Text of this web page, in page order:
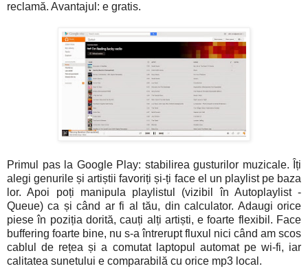
reclamă. Avantajul: e gratis.
Primul pas la Google Play: stabilirea gusturilor muzicale. Îți
alegi genurile și artiștii favoriți și-ți face el un playlist pe baza
lor. Apoi poți manipula playlistul (vizibil în Autoplaylist -
Queue) ca și când ar fi al tău, din calculator. Adaugi orice
piese în poziția dorită, cauți alți artiști, e foarte flexibil. Face
buffering foarte bine, nu s-a întrerupt fluxul nici când am scos
cablul de rețea și a comutat laptopul automat pe wi-fi, iar
calitatea sunetului e comparabilă cu orice mp3 local.